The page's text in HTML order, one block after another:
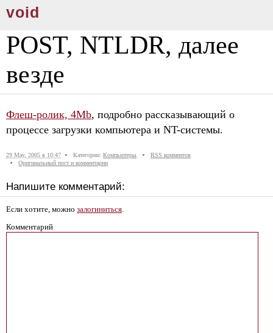
void
POST, NTLDR, далее
везде
Флеш-ролик, 4Mb, подробно рассказывающий о
процессе загрузки компьютера и NT-системы.
29 May, 2005 в 10:47 Категории: Компьютеры
RSS комментов
Оригинальный пост и комментарии
Напишите комментарий:
Если хотите, можно залогиниться.
Комментарий